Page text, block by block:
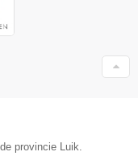
provincie Luik.